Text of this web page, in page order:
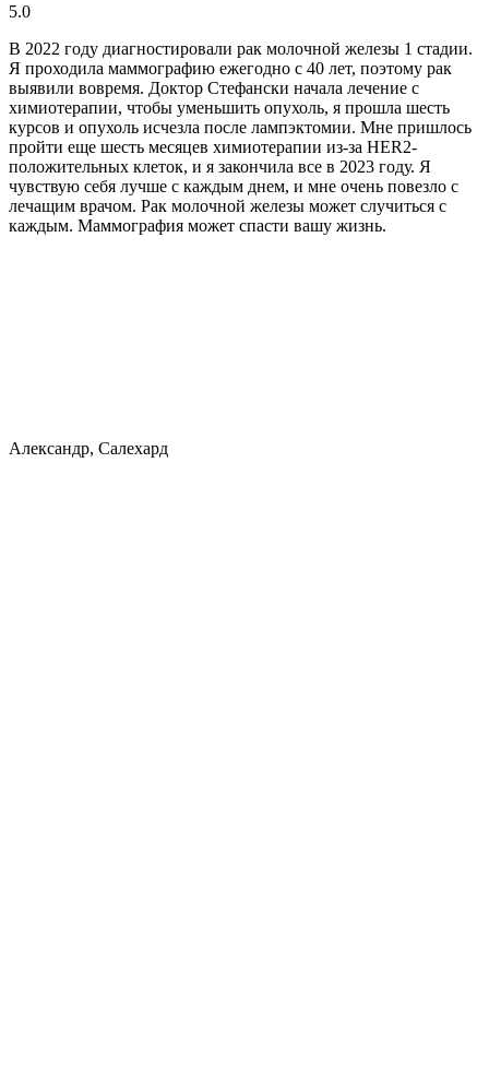
5.0
В 2022 году диагностировали рак молочной железы 1 стадии.
Я проходила маммографию ежегодно с 40 лет, поэтому рак
выявили вовремя. Доктор Стефански начала лечение с
химиотерапии, чтобы уменьшить опухоль, я прошла шесть
курсов и опухоль исчезла после лампэктомии. Мне пришлось
пройти еще шесть месяцев химиотерапии из-за HER2-
положительных клеток, и я закончила все в 2023 году. Я
чувствую себя лучше с каждым днем, и мне очень повезло с
лечащим врачом. Рак молочной железы может случиться с
каждым. Маммография может спасти вашу жизнь.
Александр, Салехард